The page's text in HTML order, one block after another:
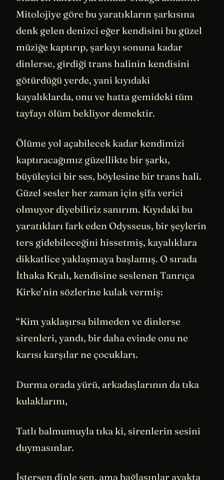
Mitolojiye göre bu yaratıkların şarkısına
denk gelen denizci eğer kendisini bu güzel
müziğe kaptırıp, şarkıyı sonuna kadar
dinlerse, girdiği trans halinin kendisini
götürdüğü yerde, yani kıyıdaki
kayalıklarda, onu ve hatta gemideki tüm
tayfayı ölüm bekliyor demektir.
Ölüme yol açabilecek kadar kendimizi
kaptıracağımız güzellikte bir şarkı,
büyüleyici bir ses, böylesine bir trans hali.
Güzel sesler her zaman için şifa verici
olmuyor diyebiliriz sanırım. Kıyıdaki bu
yaratıkları fark eden Odysseus, bir şeylerin
ters gidebileceğini hissetmiş, kayalıklara
dikkatlice yaklaşmaya başlamış. O sırada
İthaka Kralı, kendisine seslenen Tanrıça
Kirke’nin sözlerine kulak vermiş:
“Kim yaklaşırsa bilmeden ve dinlerse
sirenleri, yandı, bir daha evinde onu ne
karısı karşılar ne çocukları.
Durma orada yürü, arkadaşlarının da tıka
kulaklarını,
Tatlı balmumuyla tıka ki, sirenlerin sesini
duymasınlar.
İstersen dinle sen, ama bağlasınlar ayakta